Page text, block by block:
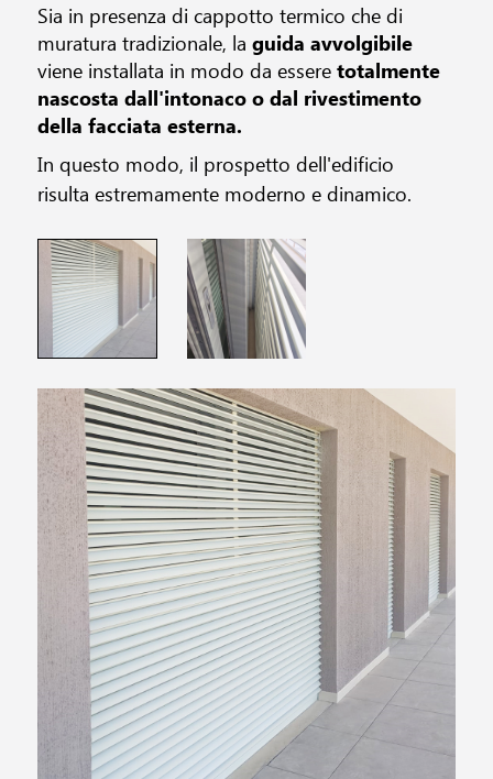
Sia in presenza di cappotto termico che di
muratura tradizionale, la guida avvolgibile
viene installata in modo da essere totalmente
nascosta dall'intonaco o dal rivestimento
della facciata esterna.
In questo modo, il prospetto dell'edificio
risulta estremamente moderno e dinamico.